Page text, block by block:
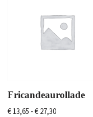
Fricandeaurollade
€ 13,65 - € 27,30